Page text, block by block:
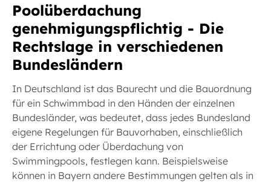
Poolüberdachung
genehmigungspflichtig - Die
Rechtslage in verschiedenen
Bundesländern
In Deutschland ist das Baurecht und die Bauordnung
für ein Schwimmbad in den Händen der einzelnen
Bundesländer, was bedeutet, dass jedes Bundesland
eigene Regelungen für Bauvorhaben, einschließlich
der Errichtung oder Überdachung von
Swimmingpools, festlegen kann. Beispielsweise
können in Bayern andere Bestimmungen gelten als in